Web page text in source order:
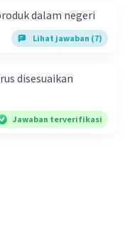
dalam negeri
Lihat jawaban (7)
disesuaikan
Jawaban terverifikasi